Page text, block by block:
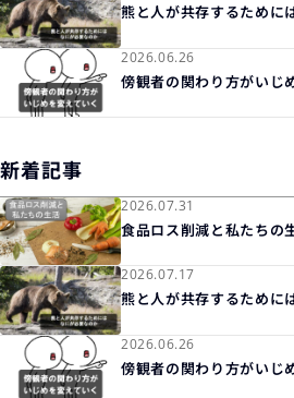
熊と人が共存するために
2026.06.26
傍観者の関わり方がいじ
新着記事
2026.07.31
食品ロス削減と私たちの
2026.07.17
熊と人が共存するために
2026.06.26
傍観者の関わり方がいじ